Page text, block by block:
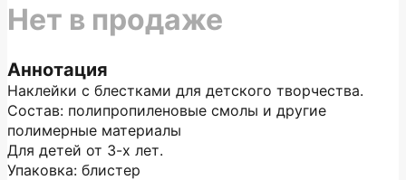
Аннотация
Наклейки с блестками для детского творчества.
Состав: полипропиленовые смолы и другие
полимерные материалы
Для детей от 3-х лет.
Упаковка: блистер
Нет в продаже